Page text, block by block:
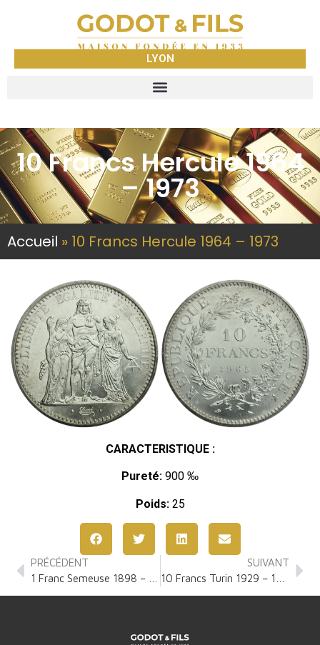
LYON
10 Francs Hercule 1964
– 1973
Accueil » 10 Francs Hercule 1964 – 1973
CARACTERISTIQUE :
Pureté: 900 ‰
Poids:25
PRÉCÉDENT
SUIVANT